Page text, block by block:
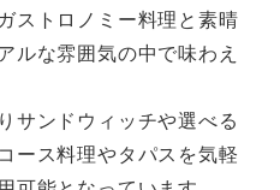
ストロノミー料理と素晴
ルな雰囲気の中で味わえ
サンドウィッチや選べる
ース料理やタパスを気軽